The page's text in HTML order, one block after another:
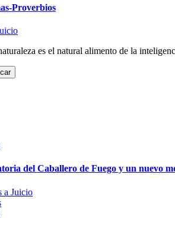
Proverbios
es el natural alimento de la
del Caballero de Fuego y un nuevo
a Juicio